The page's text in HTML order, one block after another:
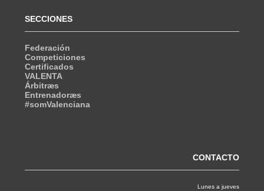
SECCIONES
Federación
Competiciones
Certificados
VALENTA
Árbitræs
Entrenadoræs
#somValenciana
CONTACTO
Lunes a jueves